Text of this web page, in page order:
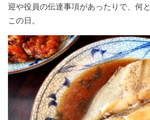
迎や役員の伝達事項があったりで、何
この日。